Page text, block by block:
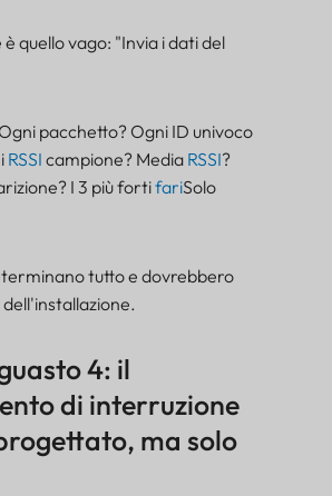
quello vago: "Invia i dati del
pacchetto? Ogni ID univoco
RSSI campione? Media RSSI?
I 3 più fortifariSolo
tutto e dovrebbero
4: il
di interruzione
ma solo